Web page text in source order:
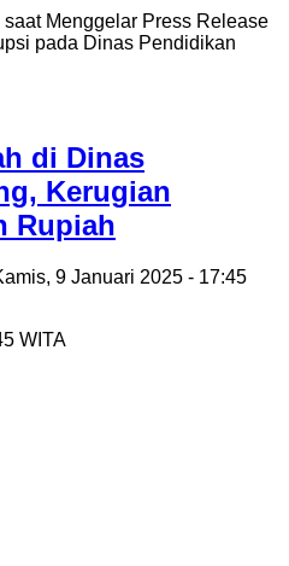
di Dinas
Kerugian
Rupiah
9 Januari 2025 - 17:45
WITA